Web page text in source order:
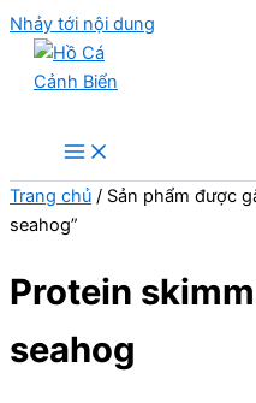
Nhảy tới nội dung
Trang chủ / Sản phẩm được
seahog”
Protein
seahog